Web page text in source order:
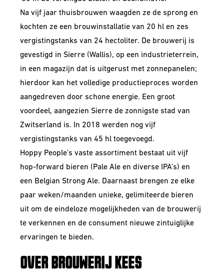
Na vijf jaar thuisbrouwen waagden ze de sprong en
kochten ze een brouwinstallatie van 20 hl en zes
vergistingstanks van 24 hectoliter. De brouwerij is
gevestigd in Sierre (Wallis), op een industrieterrein,
in een magazijn dat is uitgerust met zonnepanelen;
hierdoor kan het volledige productieproces worden
aangedreven door schone energie. Een groot
voordeel, aangezien Sierre de zonnigste stad van
Zwitserland is. In 2018 werden nog vijf
vergistingstanks van 45 hl toegevoegd.
Hoppy People's vaste assortiment bestaat uit vijf
hop-forward bieren (Pale Ale en diverse IPA’s) en
een Belgian Strong Ale. Daarnaast brengen ze elke
paar weken/maanden unieke, gelimiteerde bieren
uit om de eindeloze mogelijkheden van de brouwerij
te verkennen en de consument nieuwe zintuiglijke
ervaringen te bieden.
OVER BROUWERIJ KEES